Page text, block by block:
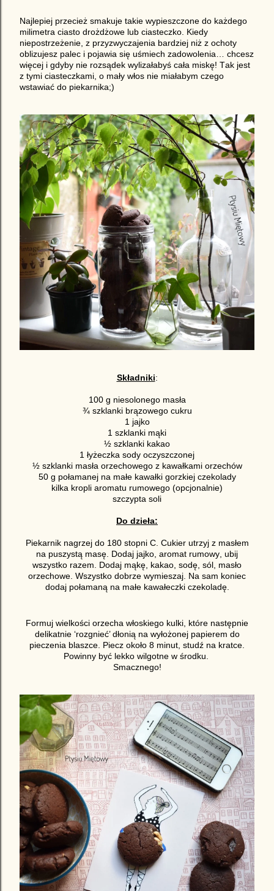
Najlepiej przecież smakuje takie wypieszczone do każdego
milimetra ciasto drożdżowe lub ciasteczko. Kiedy
niepostrzeżenie, z przyzwyczajenia bardziej niż z ochoty
oblizujesz palec i pojawia się uśmiech zadowolenia… chcesz
więcej i gdyby nie rozsądek wylizałabyś cała miskę! Tak jest
z tymi ciasteczkami, o mały włos nie miałabym czego
wstawiać do piekarnika;)
Składniki:
100 g niesolonego masła
¾ szklanki brązowego cukru
1 jajko
1 szklanki mąki
½ szklanki kakao
1 łyżeczka sody oczyszczonej
½ szklanki masła orzechowego z kawałkami orzechów
50 g połamanej na małe kawałki gorzkiej czekolady
kilka kropli aromatu rumowego (opcjonalnie)
szczypta soli
Do dzieła:
Piekarnik nagrzej do 180 stopni C. Cukier utrzyj z masłem
na puszystą masę. Dodaj jajko, aromat rumowy, ubij
wszystko razem. Dodaj mąkę, kakao, sodę, sól, masło
orzechowe. Wszystko dobrze wymieszaj. Na sam koniec
dodaj połamaną na małe kawałeczki czekoladę.
Formuj wielkości orzecha włoskiego kulki, które następnie
delikatnie ‘rozgnieć’ dłonią na wyłożonej papierem do
pieczenia blaszce. Piecz około 8 minut, studź na kratce.
Powinny być lekko wilgotne w środku.
Smacznego!